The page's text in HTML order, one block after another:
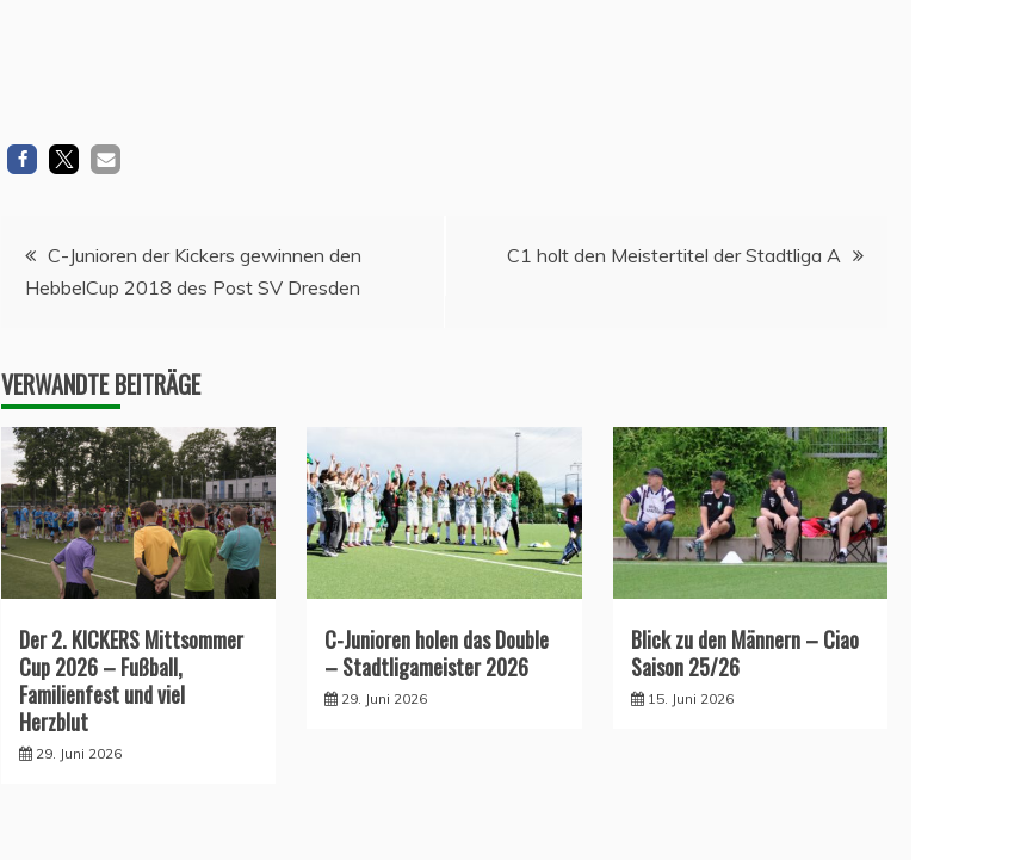
Beitragsnavigation
C-Junioren der Kickers gewinnen den
HebbelCup 2018 des Post SV Dresden
C1 holt den Meistertitel der Stadtliga A
VERWANDTE BEITRÄGE
Der 2. KICKERS Mittsommer
Cup 2026 – Fußball,
Familienfest und viel
Herzblut
29. Juni 2026
C-Junioren holen das Double
– Stadtligameister 2026
29. Juni 2026
Blick zu den Männern – Ciao
Saison 25/26
15. Juni 2026